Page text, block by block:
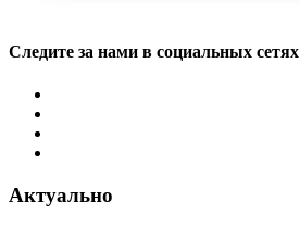
Следите за нами в социальных сетях
Актуально